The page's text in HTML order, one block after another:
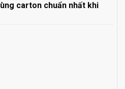
carton chuẩn nhất khi